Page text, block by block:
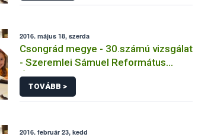
2016. május 18, szerda
Csongrád megye - 30.számú vizsgálat
- Szeremlei Sámuel Református
Óvoda Tálalókonyha
TOVÁBB >
2016. február 23, kedd